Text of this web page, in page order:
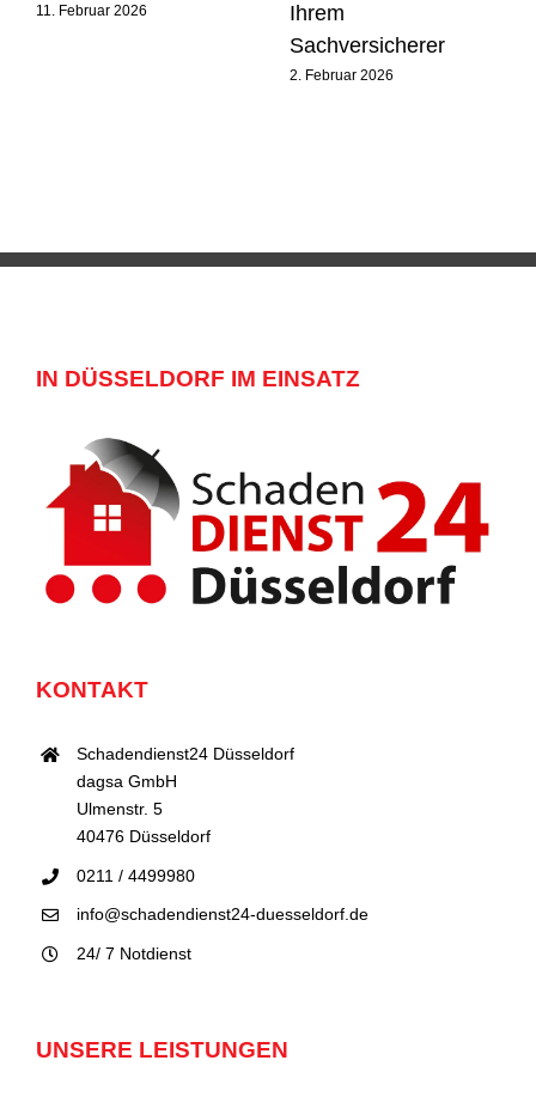
11. Februar 2026
Ihrem
Sachversicherer
2. Februar 2026
IN DÜSSELDORF IM EINSATZ
KONTAKT
Schadendienst24 Düsseldorf
dagsa GmbH
Ulmenstr. 5
40476 Düsseldorf
0211 / 4499980
info@schadendienst24-duesseldorf.de
24/ 7 Notdienst
UNSERE LEISTUNGEN